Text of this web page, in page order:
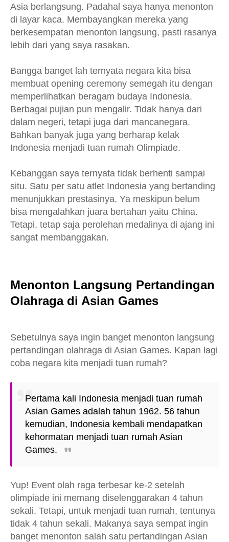
Asia berlangsung. Padahal saya hanya menonton
di layar kaca. Membayangkan mereka yang
berkesempatan menonton langsung, pasti rasanya
lebih dari yang saya rasakan.
Bangga banget lah ternyata negara kita bisa
membuat opening ceremony semegah itu dengan
memperlihatkan beragam budaya Indonesia.
Berbagai pujian pun mengalir. Tidak hanya dari
dalam negeri, tetapi juga dari mancanegara.
Bahkan banyak juga yang berharap kelak
Indonesia menjadi tuan rumah Olimpiade.
Kebanggan saya ternyata tidak berhenti sampai
situ. Satu per satu atlet Indonesia yang bertanding
menunjukkan prestasinya. Ya meskipun belum
bisa mengalahkan juara bertahan yaitu China.
Tetapi, tetap saja perolehan medalinya di ajang ini
sangat membanggakan.
Menonton Langsung Pertandingan
Olahraga di Asian Games
Sebetulnya saya ingin banget menonton langsung
pertandingan olahraga di Asian Games. Kapan lagi
coba negara kita menjadi tuan rumah?
Pertama kali Indonesia menjadi tuan rumah
Asian Games adalah tahun 1962. 56 tahun
kemudian, Indonesia kembali mendapatkan
kehormatan menjadi tuan rumah Asian
Games.
Yup! Event olah raga terbesar ke-2 setelah
olimpiade ini memang diselenggarakan 4 tahun
sekali. Tetapi, untuk menjadi tuan rumah, tentunya
tidak 4 tahun sekali. Makanya saya sempat ingin
banget menonton salah satu pertandingan Asian